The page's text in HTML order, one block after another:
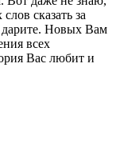
сказать за
Новых Вам
всех
Вас любит и